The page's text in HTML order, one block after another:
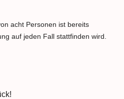
acht Personen ist bereits
auf jeden Fall stattfinden wird.